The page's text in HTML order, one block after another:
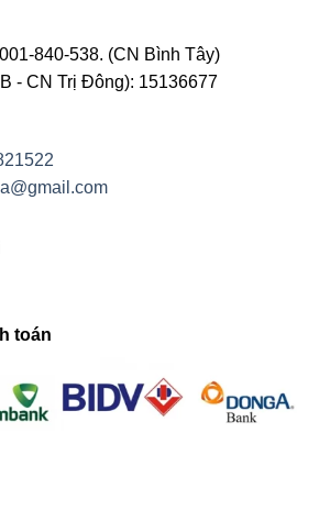
840-538. (CN Bình Tây)
- CN Trị Đông): 15136677
toán